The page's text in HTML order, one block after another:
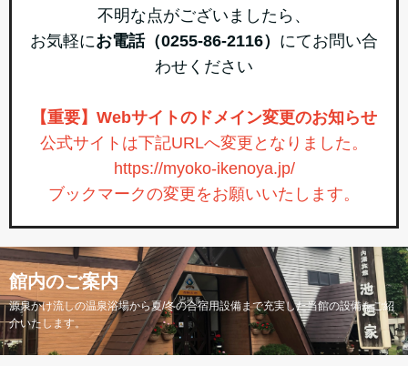
不明な点がございましたら、
お気軽にお電話（0255-86-2116） にてお問い合
わせください
【重要】Webサイトのドメイン変更のお知らせ
公式サイトは下記URLへ変更となりました。
https://myoko-ikenoya.jp/
ブックマークの変更をお願いいたします。
館内のご案内
源泉かけ流しの温泉浴場から夏/冬の合宿用設備まで充実した当館の設備をご紹
介いたします。